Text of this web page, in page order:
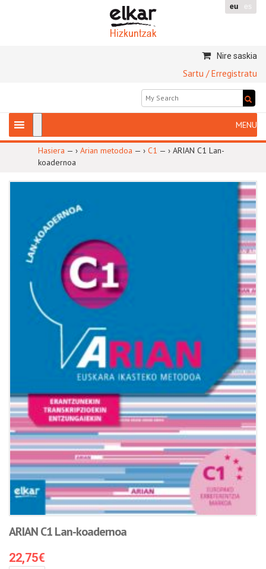
eu es
Nire saskia
Sartu / Erregistratu
Hasiera — › Arian metodoa — › C1 — › ARIAN C1 Lan-
koadernoa
ARIAN C1 Lan-koadernoa
22,75€